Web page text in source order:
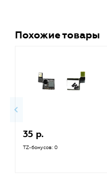
Похожие товары
35 р.
TZ-бонусов: 0